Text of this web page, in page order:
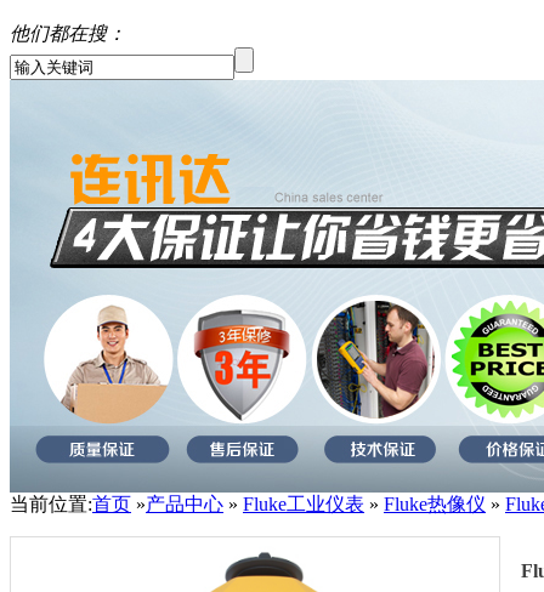
他们都在搜：
当前位置:首页 »产品中心 » Fluke工业仪表 » Fluke热像仪 »